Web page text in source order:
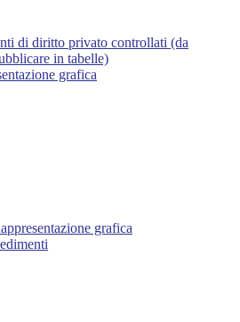
di diritto privato controllati (da
in tabelle)
grafica
grafica